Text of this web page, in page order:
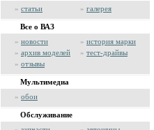
» статьи » галерея
Все о ВАЗ
» новости » история марки
» архив моделей » тест-драйвы
» отзывы
Мультимедиа
» обои
Обслуживание